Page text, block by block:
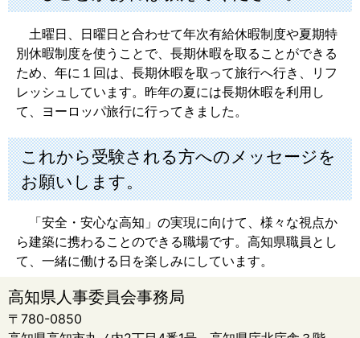
土曜日、日曜日と合わせて年次有給休暇制度や夏期特
別休暇制度を使うことで、長期休暇を取ることができる
ため、年に１回は、長期休暇を取って旅行へ行き、リフ
レッシュしています。昨年の夏には長期休暇を利用し
て、ヨーロッパ旅行に行ってきました。
これから受験される方へのメッセージを
お願いします。
「安全・安心な高知」の実現に向けて、様々な視点か
ら建築に携わることのできる職場です。高知県職員とし
て、一緒に働ける日を楽しみにしています。
高知県人事委員会事務局
〒780-0850